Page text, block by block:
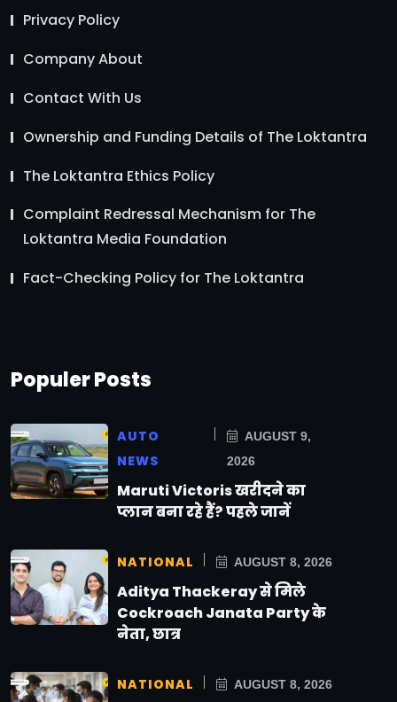
Privacy Policy
Company About
Contact With Us
Ownership and Funding Details of The Loktantra
The Loktantra Ethics Policy
Complaint Redressal Mechanism for The
Loktantra Media Foundation
Fact-Checking Policy for The Loktantra
Populer Posts
AUTO
NEWS
AUGUST 9,
2026
Maruti Victoris खरीदने का
प्लान बना रहे हैं? पहले जानें
NATIONAL AUGUST 8, 2026
Aditya Thackeray से मिले
Cockroach Janata Party के
नेता, छात्र
NATIONAL AUGUST 8, 2026